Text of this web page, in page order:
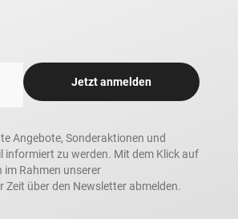
Jetzt anmelden
Angebote, Sonderaktionen und
informiert zu werden. Mit dem Klick auf
im Rahmen unserer
Zeit über den Newsletter abmelden.